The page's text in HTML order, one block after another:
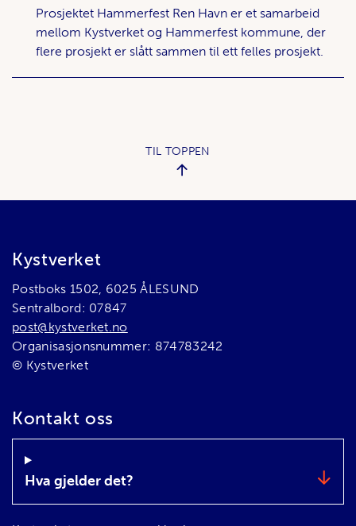
Prosjektet Hammerfest Ren Havn er et samarbeid
mellom Kystverket og Hammerfest kommune, der
flere prosjekt er slått sammen til ett felles prosjekt.
TIL TOPPEN
Bunnområde
Kystverket
Postboks 1502, 6025 ÅLESUND
Sentralbord: 07847
post@kystverket.no
Organisasjonsnummer: 874783242
© Kystverket
Kontakt oss
Hva gjelder det?